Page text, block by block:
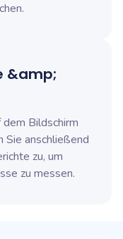
&amp;
Bildschirm
Sie anschließend
zu, um
zu messen.